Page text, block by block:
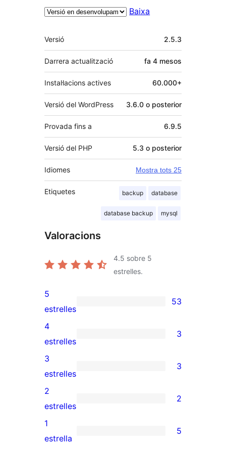
Baixa
Meta
Versió 2.5.3
Darrera actualització fa 4 mesos
Instal·lacions actives 60.000+
Versió del WordPress 3.6.0 o posterior
Provada fins a 6.9.5
Versió del PHP 5.3 o posterior
Idiomes Mostra tots 25
Etiquetes backup database
database backup mysql
Valoracions
4.5 sobre 5
estrelles.
53
valoracions
de
5
estrelles
5
estrelles
53
3
valoracions
de
4
estrelles
4
estrelles
3
3
valoracions
de
3
estrelles
3
estrelles
3
2
valoracions
de
2
estrelles
2
5
1
estrella
5